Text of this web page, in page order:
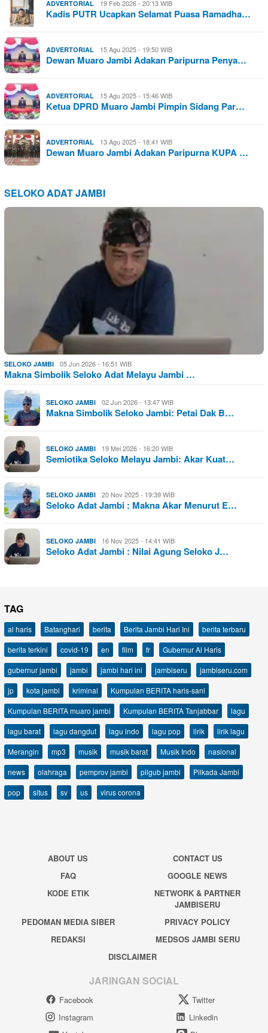
ADVERTORIAL 19 Feb 2026 - 20:13 WIB
Kadis PUTR Ucapkan Selamat Puasa Ramadha…
ADVERTORIAL 15 Agu 2025 - 19:50 WIB
Dewan Muaro Jambi Adakan Paripurna Penya…
ADVERTORIAL 15 Agu 2025 - 15:46 WIB
Ketua DPRD Muaro Jambi Pimpin Sidang Par…
ADVERTORIAL 13 Agu 2025 - 18:41 WIB
Dewan Muaro Jambi Adakan Paripurna KUPA …
SELOKO ADAT JAMBI
SELOKO JAMBI 05 Jun 2026 - 16:51 WIB
Makna Simbolik Seloko Adat Melayu Jambi …
SELOKO JAMBI 02 Jun 2026 - 13:47 WIB
Makna Simbolik Seloko Jambi: Petai Dak B…
SELOKO JAMBI 19 Mei 2026 - 16:20 WIB
Semiotika Seloko Melayu Jambi: Akar Kuat…
SELOKO JAMBI 20 Nov 2025 - 19:39 WIB
Seloko Adat Jambi : Makna Akar Menurut E…
SELOKO JAMBI 16 Nov 2025 - 14:41 WIB
Seloko Adat Jambi : Nilai Agung Seloko J…
TAG
al haris Batanghari berita Berita Jambi Hari Ini
berita terbaru
berita terkini
covid-19 en film fr
Gubernur Al Haris
gubernur jambi
jambi jambi hari ini jambiseru
jambiseru.com
jp
kota jambi kriminal
Kumpulan BERITA haris-sani
Kumpulan BERITA muaro jambi
Kumpulan BERITA Tanjabbar
lagu
lagu barat
lagu dangdut lagu indo lagu pop lirik
lirik lagu
Merangin
mp3 musik musik barat Musik Indo
nasional
news
olahraga pemprov jambi pilgub jambi
Pilkada Jambi
pop
situs sv us virus corona
ABOUT US
CONTACT US
FAQ
GOOGLE NEWS
KODE ETIK
NETWORK & PARTNER
JAMBISERU
PEDOMAN MEDIA SIBER
PRIVACY POLICY
REDAKSI
MEDSOS JAMBI SERU
DISCLAIMER
JARINGAN SOCIAL
Facebook
Twitter
Instagram
Linkedin